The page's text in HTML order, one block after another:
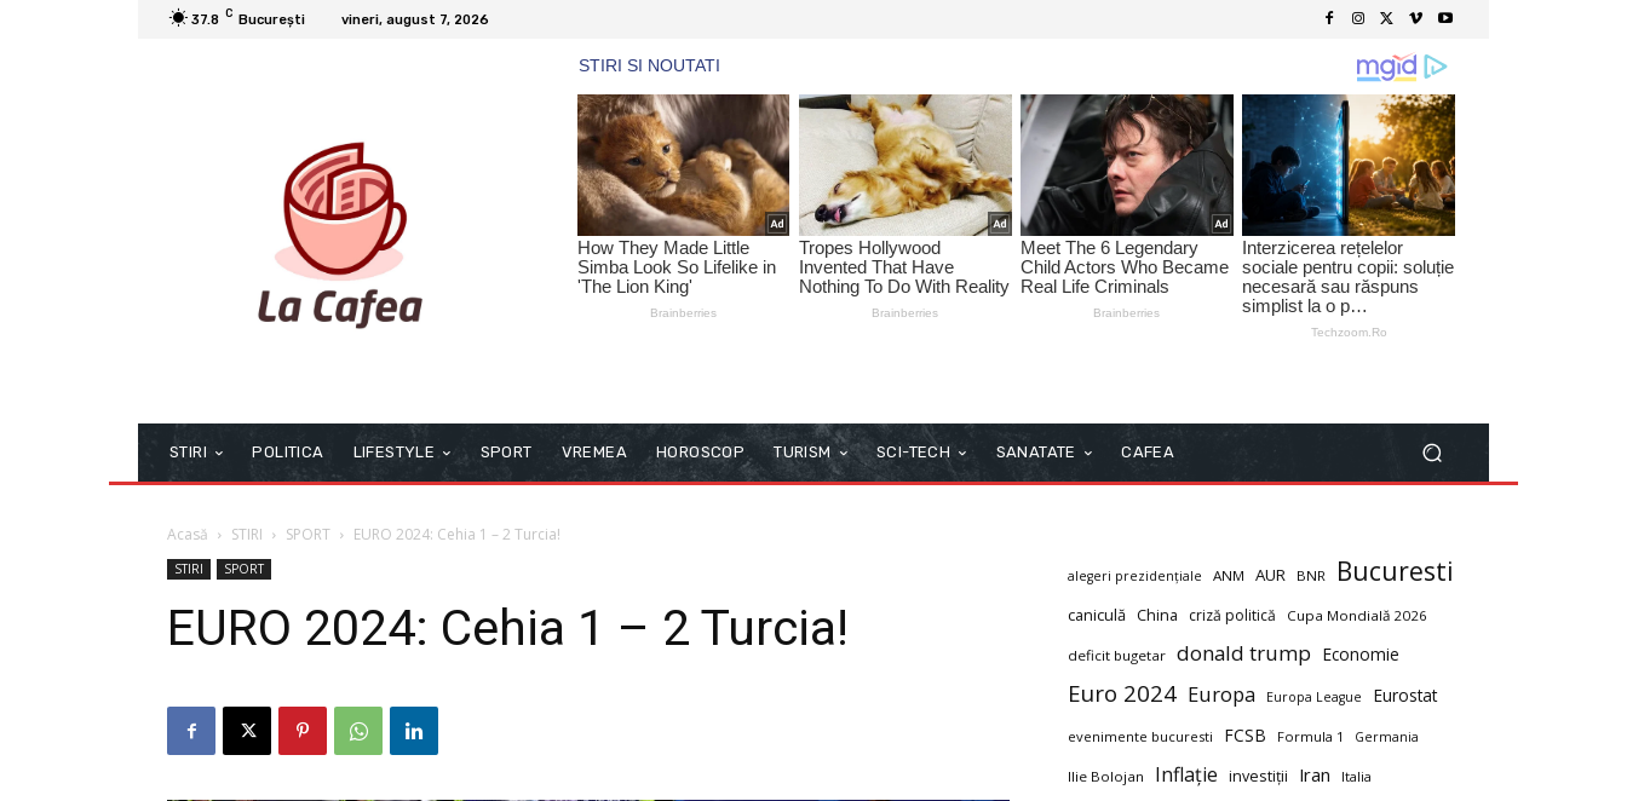
37.8 C București vineri, august 7, 2026
STIRI POLITICA LIFESTYLE SPORT VREMEA HOROSCOP TURISM SCI-TECH SANATATE CAFEA
Acasă STIRI SPORT EURO 2024: Cehia 1 – 2 Turcia!
STIRI SPORT
EURO 2024: Cehia 1 – 2 Turcia!
alegeri prezidențiale ANM AUR BNR Bucuresti
caniculă China criză politică Cupa Mondială 2026
deficit bugetar donald trump Economie
Euro 2024 Europa Europa League Eurostat
evenimente bucuresti FCSB Formula 1 Germania
Ilie Bolojan Inflație investiții Iran Italia